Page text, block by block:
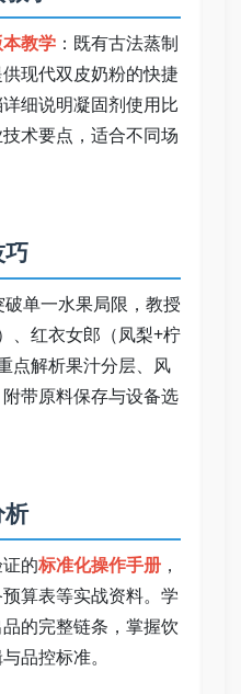
教学 ：既有古法蒸制
现代双皮奶粉的快捷
细说明凝固剂使用比
术要点，适合不同场
巧
破单一水果局限，教授
、红衣女郎（凤梨+柠
点解析果汁分层、风
带原料保存与设备选
析
的标准化操作手册 ，
算表等实战资料。学
的完整链条，掌握饮
品控标准。